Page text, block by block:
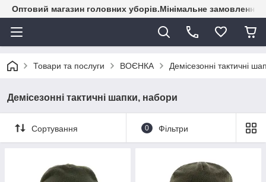
Оптовий магазин головних уборів.Мінімальне замовлення
Товари та послуги ВОЄНКА Демісезонні тактичні
Демісезонні тактичні шапки, набори
Сортування 0 Фільтри